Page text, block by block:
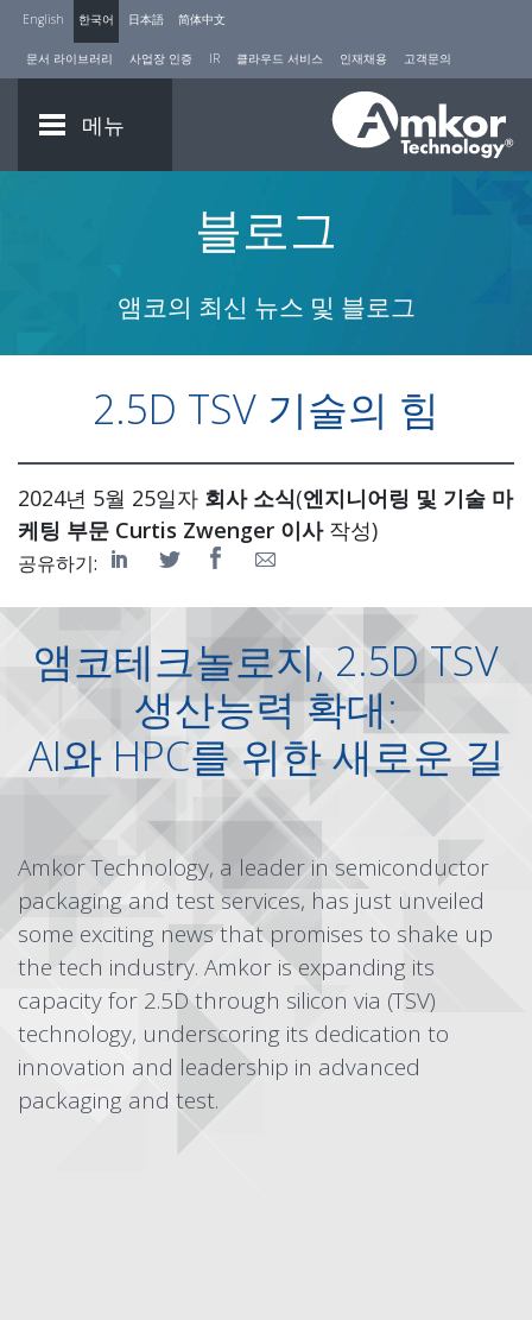
English 한국어 日本語 简体中文
문서 라이브러리 사업장 인증 IR 클라우드 서비스 인재채용 고객문의
메뉴
블로그
앰코의 최신 뉴스 및 블로그
2.5D TSV 기술의 힘
2024년 5월 25일자 회사 소식(엔지니어링 및 기술 마
케팅 부문 Curtis Zwenger 이사작성)
공유하기:
앰코테크놀로지, 2.5D TSV
생산능력 확대:
AI와 HPC를 위한 새로운 길
Amkor Technology, a leader in semiconductor
packaging and test services, has just unveiled
some exciting news that promises to shake up
the tech industry. Amkor is expanding its
capacity for 2.5D through silicon via (TSV)
technology, underscoring its dedication to
innovation and leadership in advanced
packaging and test.